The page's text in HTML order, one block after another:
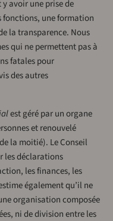
avoir une prise de
une formation
la transparence. Nous
qui ne permettent pas à
fatales pour
des autres
est géré par un organe
et renouvelé
la moitié). Le Conseil
les déclarations
les finances, les
également qu’il ne
organisation composée
ni de division entre les